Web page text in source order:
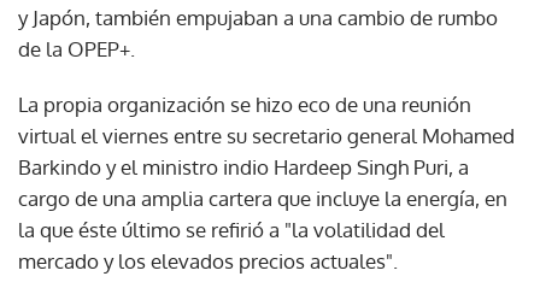
y Japón, también empujaban a una cambio de rumbo
de la OPEP+.
La propia organización se hizo eco de una reunión
virtual el viernes entre su secretario general Mohamed
Barkindo y el ministro indio Hardeep Singh Puri, a
cargo de una amplia cartera que incluye la energía, en
la que éste último se refirió a "la volatilidad del
mercado y los elevados precios actuales".